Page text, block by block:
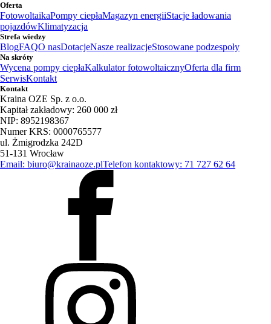
Oferta
FotowoltaikaPompy ciepłaMagazyn energiiStacje ładowania
pojazdówKlimatyzacja
Strefa wiedzy
BlogFAQO nasDotacjeNasze realizacjeStosowane podzespoły
Na skróty
Wycena pompy ciepłaKalkulator fotowoltaicznyOferta dla firm
SerwisKontakt
Kontakt
Kraina OZE Sp. z o.o.
Kapitał zakładowy: 260 000 zł
NIP: 8952198367
Numer KRS: 0000765577
ul. Żmigrodzka 242D
51-131 Wrocław
Email: biuro@krainaoze.plTelefon kontaktowy: 71 727 62 64